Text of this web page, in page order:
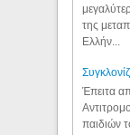
της
Ελλήν...
Έπειτα
παιδιών